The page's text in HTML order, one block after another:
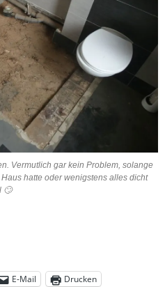
Vermutlich gar kein Problem, solange
hatte oder wenigstens alles dicht
🙄
E-Mail Drucken